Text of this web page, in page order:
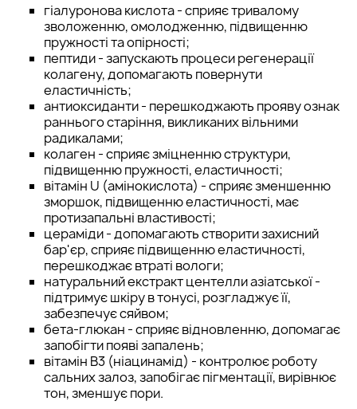
гіалуронова кислота - сприяє тривалому
зволоженню, омолодженню, підвищенню
пружності та опірності;
пептиди - запускають процеси регенерації
колагену, допомагають повернути
еластичність;
антиоксиданти - перешкоджають прояву ознак
раннього старіння, викликаних вільними
радикалами;
колаген - сприяє зміцненню структури,
підвищенню пружності, еластичності;
вітамін U (амінокислота) - сприяє зменшенню
зморшок, підвищенню еластичності, має
протизапальні властивості;
цераміди - допомагають створити захисний
бар'єр, сприяє підвищенню еластичності,
перешкоджає втраті вологи;
натуральний екстракт центелли азіатської -
підтримує шкіру в тонусі, розгладжує її,
забезпечує сяйвом;
бета-глюкан - сприяє відновленню, допомагає
запобігти появі запалень;
вітамін B3 (ніацинамід) - контролює роботу
сальних залоз, запобігає пігментації, вирівнює
тон, зменшує пори.